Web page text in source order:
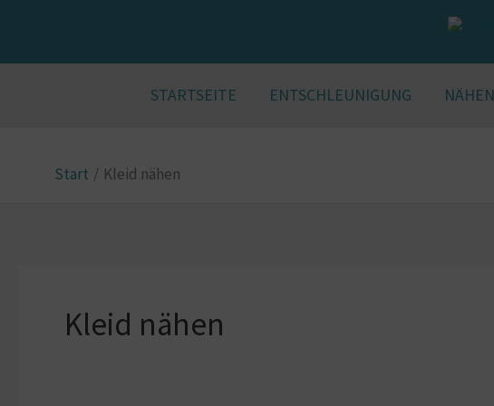
springen
STARTSEITE ENTSCHLEUNIGUNG NÄHEN
Start Kleid nähen
Kleid nähen